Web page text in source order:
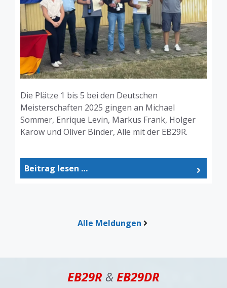
Die Plätze 1 bis 5 bei den Deutschen
Meisterschaften 2025 gingen an Michael
Sommer, Enrique Levin, Markus Frank, Holger
Karow und Oliver Binder, Alle mit der EB29R.
Beitrag lesen …
Alle Meldungen
EB29R &EB29DR